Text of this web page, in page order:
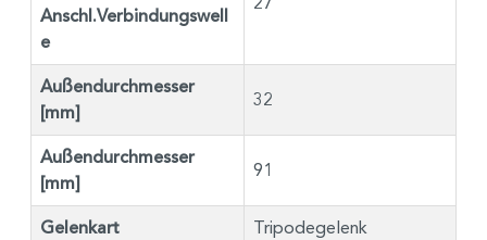
Anschl.Verbindungswell
e
Außendurchmesser
[mm]
32
Außendurchmesser
[mm]
91
Gelenkart Tripodegelenk